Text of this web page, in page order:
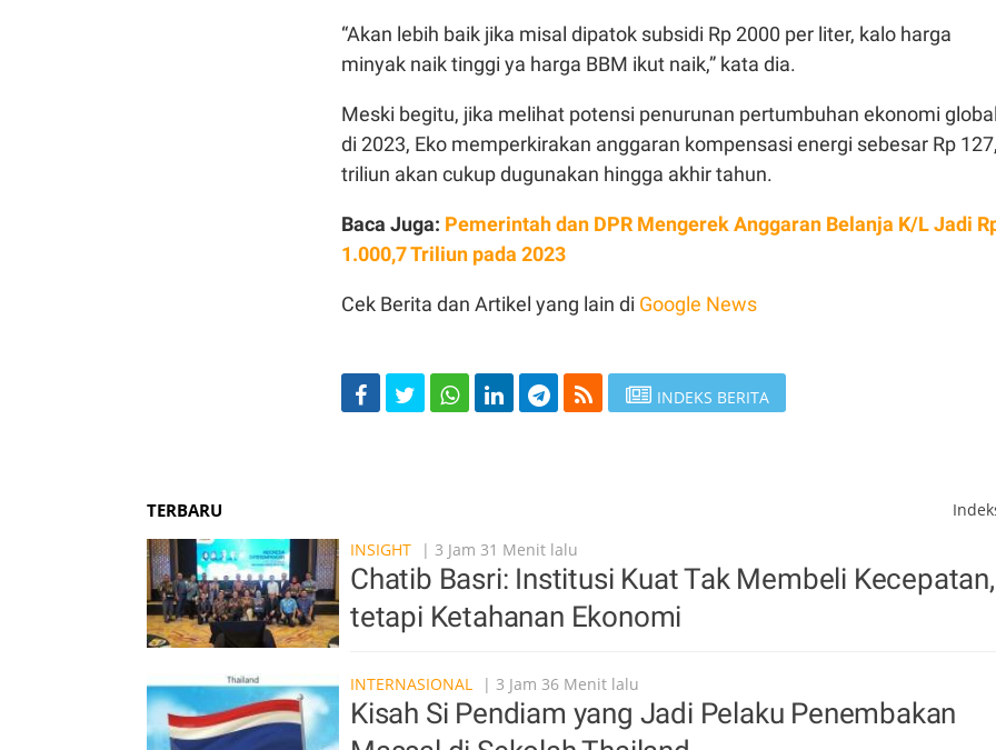
“Akan lebih baik jika misal dipatok subsidi Rp 2000 per liter, kalo harga
minyak naik tinggi ya harga BBM ikut naik,” kata dia.
Meski begitu, jika melihat potensi penurunan pertumbuhan ekonomi
di 2023, Eko memperkirakan anggaran kompensasi energi sebesar Rp
triliun akan cukup dugunakan hingga akhir tahun.
Baca Juga: Pemerintah dan DPR Mengerek Anggaran Belanja K/L Jadi
1.000,7 Triliun pada 2023
Cek Berita dan Artikel yang lain di Google News
INDEKS BERITA
TERBARU
INSIGHT
| 3 Jam 31 Menit lalu
Chatib Basri: Institusi Kuat Tak Membeli Kecepatan,
tetapi Ketahanan Ekonomi
INTERNASIONAL | 3 Jam 36 Menit lalu
Kisah Si Pendiam yang Jadi Pelaku Penembakan